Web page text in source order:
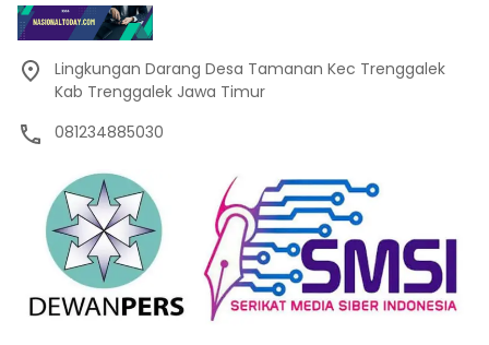
Lingkungan Darang Desa Tamanan Kec Trenggalek
Kab Trenggalek Jawa Timur
081234885030